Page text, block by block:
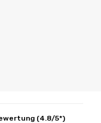
(4.8/5*)